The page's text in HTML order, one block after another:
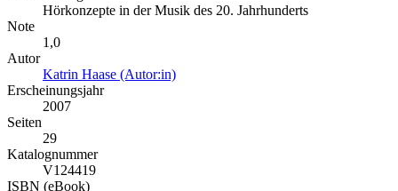
Hörkonzepte in der Musik des 20. Jahrhunderts
Note
1,0
Autor
Katrin Haase (Autor:in)
Erscheinungsjahr
2007
Seiten
29
Katalognummer
V124419
ISBN (eBook)